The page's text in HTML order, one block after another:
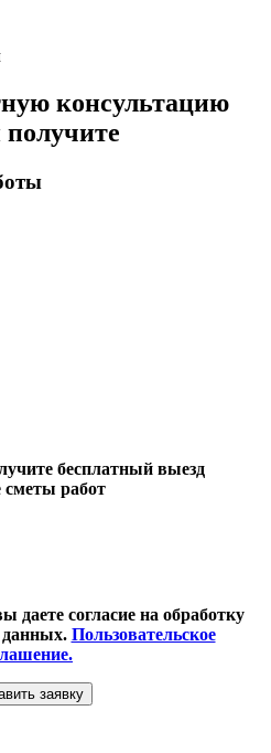
консультацию
получите
бесплатный выезд
сметы работ
даете согласие на обработку
данных. Пользовательское